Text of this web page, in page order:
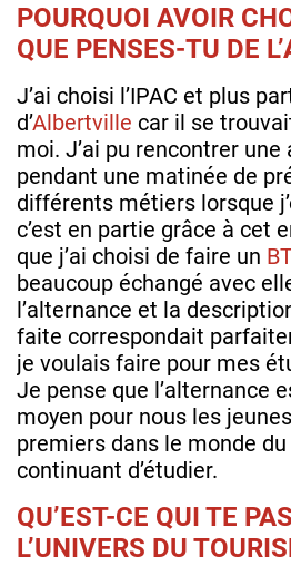
POURQUOI AVOIR
QUE PENSES-TU DE
J’ai choisi l’IPAC et plus
d’Albertville car il se
moi. J’ai pu rencontrer une
pendant une matinée de
différents métiers lorsque
c’est en partie grâce à cet
que j’ai choisi de faire un
beaucoup échangé avec
l’alternance et la
faite correspondait
je voulais faire pour mes
Je pense que l’alternance
moyen pour nous les
premiers dans le monde
continuant d’étudier.
QU’EST-CE QUI TE
L’UNIVERS DU